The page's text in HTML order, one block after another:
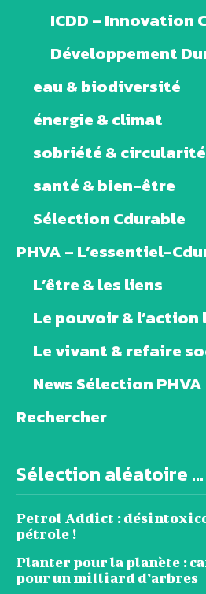
ICDD – Innovation
Développement
eau & biodiversité
énergie & climat
sobriété & circularité
santé & bien-être
Sélection Cdurable
PHVA – L’essentiel-
L’être & les liens
Le pouvoir & l’action
Le vivant & refaire
News Sélection PHVA
Rechercher
Sélection aléatoire ...
Petrol Addict :
pétrole !
Planter pour la planète :
pour un milliard d’arbres